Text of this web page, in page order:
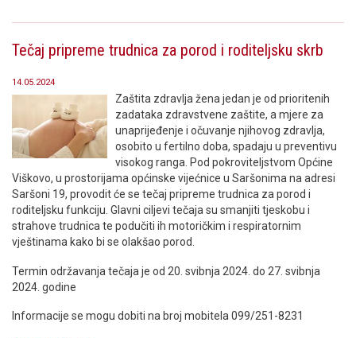
Tečaj pripreme trudnica za porod i roditeljsku skrb
14.05.2024
Zaštita zdravlja žena jedan je od prioritenih
zadataka zdravstvene zaštite, a mjere za
unaprijeđenje i očuvanje njihovog zdravlja,
osobito u fertilno doba, spadaju u preventivu
visokog ranga. Pod pokroviteljstvom Općine
Viškovo, u prostorijama općinske vijećnice u Saršonima na adresi
Saršoni 19, provodit će se tečaj pripreme trudnica za porod i
roditeljsku funkciju. Glavni ciljevi tečaja su smanjiti tjeskobu i
strahove trudnica te podučiti ih motoričkim i respiratornim
vještinama kako bi se olakšao porod.
Termin održavanja tečaja je od 20. svibnja 2024. do 27. svibnja
2024. godine
Informacije se mogu dobiti na broj mobitela 099/251-8231